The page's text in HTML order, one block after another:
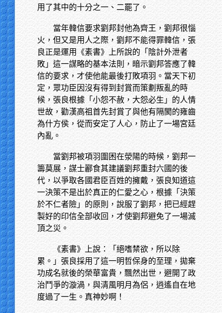
用了其中的十分之一、二罷了。
當年韓信要求劉邦封他為齊王，劉邦很惱
火，但又是用人之際，劉邦不能得罪韓信，張
良正是運用《素書》上所說的「陰計外泄者
敗」這一謀略的基本法則，暗示劉邦答應了韓
信的要求，才使他能最後打敗項羽。當天下初
定，眾功臣因沒有得到封賞而策劃叛亂的時
候，張良根據「小怨不赦，大怨必生」的人情
世故，勸漢高祖首先封賞了與他有隔閡的雍齒
為什方侯，從而安定了人心，防止了一場宮廷
內亂。
當劉邦被項羽圍困在滎陽的時候，劉邦一
籌莫展，謀士酈食其建議劉邦重封六國的後
代，以爭取各國君臣百姓的擁戴，張良知道這
一決策不是出於真正的仁愛之心，根據「決策
於不仁者險」的原則，說服了劉邦，把已經趕
製好的印信全部收回，才使劉邦避免了一場滅
頂之災。
《素書》上說：「絕嗜禁欲，所以除
累。」張良採用了這一明哲保身的至理，拋棄
功成名就後的榮華富貴，飄然出世，避開了政
治鬥爭的漩渦，與清風明月為侶，逍遙自在地
度過了一生。真神妙啊！